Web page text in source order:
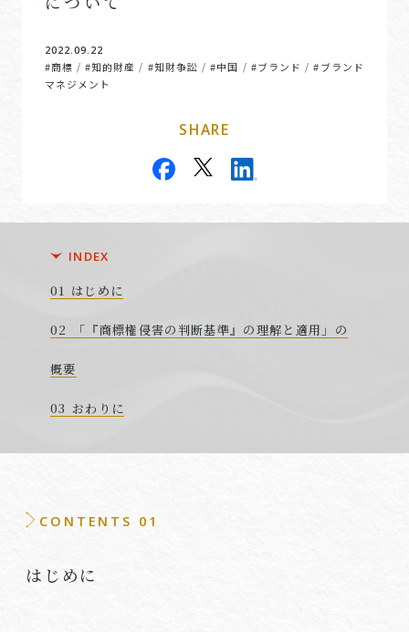
2022.09.22
#商標 / #知的財産 / #知財争訟 /#中国 / #ブランド /#ブランド
マネジメント
SHARE
INDEX
はじめに
「『商標権侵害の判断基準』の理解と適用」の
概要
おわりに
CONTENTS 01
はじめに